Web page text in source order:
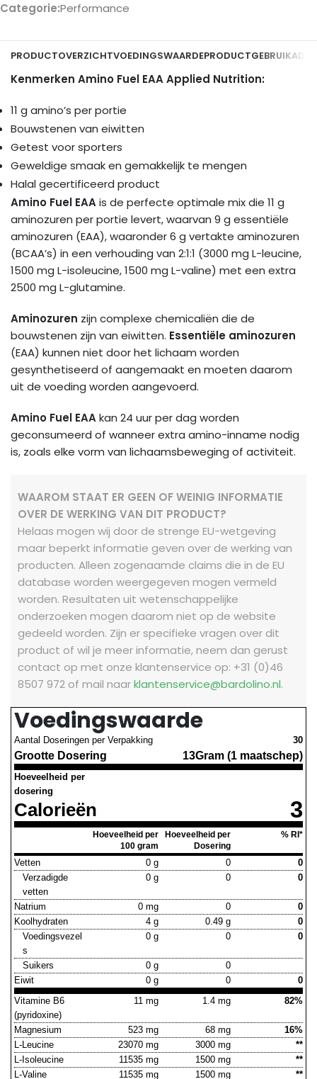
Categorie:Performance
PRODUCTOVERZICHTVOEDINGSWAARDEPRODUCTGEBRUIK
Kenmerken Amino Fuel EAA Applied Nutrition:
11 g amino’s per portie
Bouwstenen van eiwitten
Getest voor sporters
Geweldige smaak en gemakkelijk te mengen
Halal gecertificeerd product
Amino Fuel EAAis de perfecte optimale mix die 11 g
aminozuren per portie levert, waarvan 9 g essentiële
aminozuren (EAA), waaronder 6 g vertakte aminozuren
(BCAA’s) in een verhouding van 2:1:1 (3000 mg L-leucine,
1500 mg L-isoleucine, 1500 mg L-valine) met een extra
2500 mg L-glutamine.
Aminozuren zijn complexe chemicaliën die de
bouwstenen zijn van eiwitten. Essentiële aminozuren
(EAA) kunnen niet door het lichaam worden
gesynthetiseerd of aangemaakt en moeten daarom
uit de voeding worden aangevoerd.
Amino Fuel EAAkan 24 uur per dag worden
geconsumeerd of wanneer extra amino-inname nodig
is, zoals elke vorm van lichaamsbeweging of activiteit.
WAAROM STAAT ER GEEN OF WEINIG INFORMATIE
OVER DE WERKING VAN DIT PRODUCT?
Helaas mogen wij door de strenge EU-wetgeving
maar beperkt informatie geven over de werking van
producten. Alleen zogenaamde claims die in de EU
database worden weergegeven mogen vermeld
worden. Resultaten uit wetenschappelijke
onderzoeken mogen daarom niet op de website
gedeeld worden. Zijn er specifieke vragen over dit
product of wil je meer informatie, neem dan gerust
contact op met onze klantenservice op: +31 (0)46
8507 972 of mail naarklantenservice@bardolino.nl.
Voedingswaarde
Aantal Doseringen per Verpakking 30
Grootte Dosering 13Gram (1 maatschep)
Hoeveelheid per
dosering
Calorieën 3
Hoeveelheid per
100 gram
Hoeveelheid per
Dosering
% RI*
Vetten 0 g 0
0
Verzadigde
vetten
0 g 0 0
Natrium 0 mg 0
0
Koolhydraten
4 g 0.49 g
0
Voedingsvezel
s
0 g 0 0
Suikers 0 g
0
Eiwit
0 g 0
0
Vitamine B6
(pyridoxine)
11 mg 1.4 mg 82%
Magnesium 523 mg 68 mg
16%
L-Leucine
23070 mg 3000 mg
**
L-Isoleucine
11535 mg 1500 mg
**
L-Valine
11535 mg 1500 mg **